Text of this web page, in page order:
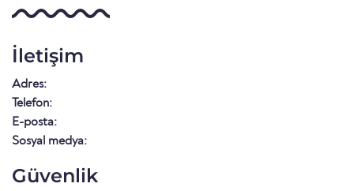
İletişim
Adres:
Telefon:
E-posta:
Sosyal medya:
Güvenlik